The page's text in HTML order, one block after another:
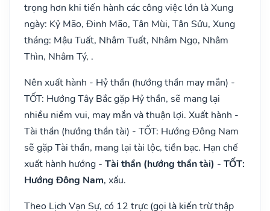
trọng hơn khi tiến hành các công việc lớn là Xung
ngày: Kỷ Mão, Đinh Mão, Tân Mùi, Tân Sửu, Xung
tháng: Mậu Tuất, Nhâm Tuất, Nhâm Ngọ, Nhâm
Thìn, Nhâm Tý, .
Nên xuất hành - Hỷ thần (hướng thần may mắn) -
TỐT: Hướng Tây Bắc gặp Hỷ thần, sẽ mang lại
nhiều niềm vui, may mắn và thuận lợi. Xuất hành -
Tài thần (hướng thần tài) - TỐT: Hướng Đông Nam
sẽ gặp Tài thần, mang lại tài lộc, tiền bạc. Hạn chế
xuất hành hướng - Tài thần (hướng thần tài) - TỐT:
Hướng Đông Nam, xấu.
Theo Lịch Vạn Sự, có 12 trực (gọi là kiến trừ thập